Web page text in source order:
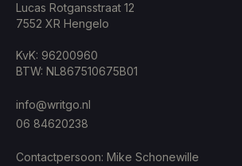
Lucas Rotgansstraat 12
7552 XR Hengelo
KvK: 96200960
BTW: NL867510675B01
info@writgo.nl
06 84620238
Contactpersoon: Mike Schonewille